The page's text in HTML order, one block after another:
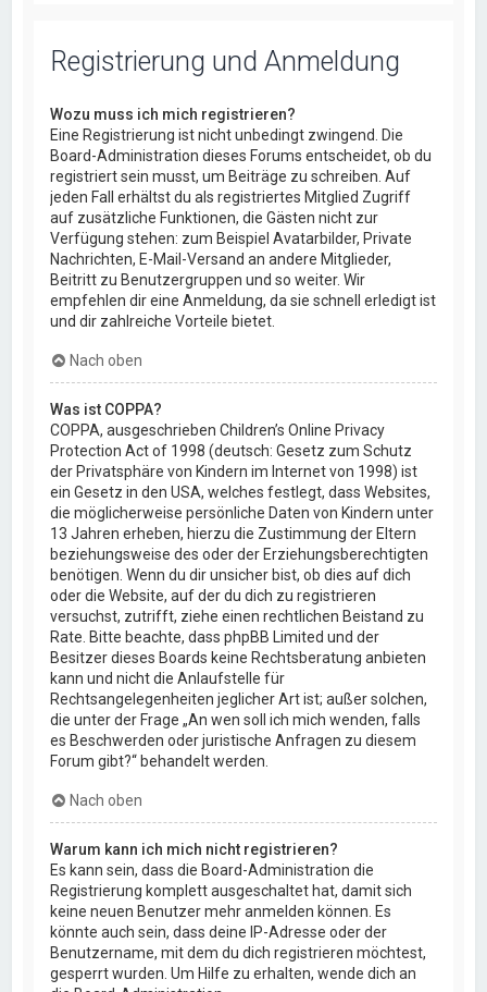
Registrierung und Anmeldung
Wozu muss ich mich registrieren?
Eine Registrierung ist nicht unbedingt zwingend. Die
Board-Administration dieses Forums entscheidet, ob du
registriert sein musst, um Beiträge zu schreiben. Auf
jeden Fall erhältst du als registriertes Mitglied Zugriff
auf zusätzliche Funktionen, die Gästen nicht zur
Verfügung stehen: zum Beispiel Avatarbilder, Private
Nachrichten, E-Mail-Versand an andere Mitglieder,
Beitritt zu Benutzergruppen und so weiter. Wir
empfehlen dir eine Anmeldung, da sie schnell erledigt ist
und dir zahlreiche Vorteile bietet.
Nach oben
Was ist COPPA?
COPPA, ausgeschrieben Children’s Online Privacy
Protection Act of 1998 (deutsch: Gesetz zum Schutz
der Privatsphäre von Kindern im Internet von 1998) ist
ein Gesetz in den USA, welches festlegt, dass Websites,
die möglicherweise persönliche Daten von Kindern unter
13 Jahren erheben, hierzu die Zustimmung der Eltern
beziehungsweise des oder der Erziehungsberechtigten
benötigen. Wenn du dir unsicher bist, ob dies auf dich
oder die Website, auf der du dich zu registrieren
versuchst, zutrifft, ziehe einen rechtlichen Beistand zu
Rate. Bitte beachte, dass phpBB Limited und der
Besitzer dieses Boards keine Rechtsberatung anbieten
kann und nicht die Anlaufstelle für
Rechtsangelegenheiten jeglicher Art ist; außer solchen,
die unter der Frage „An wen soll ich mich wenden, falls
es Beschwerden oder juristische Anfragen zu diesem
Forum gibt?“ behandelt werden.
Nach oben
Warum kann ich mich nicht registrieren?
Es kann sein, dass die Board-Administration die
Registrierung komplett ausgeschaltet hat, damit sich
keine neuen Benutzer mehr anmelden können. Es
könnte auch sein, dass deine IP-Adresse oder der
Benutzername, mit dem du dich registrieren möchtest,
gesperrt wurden. Um Hilfe zu erhalten, wende dich an